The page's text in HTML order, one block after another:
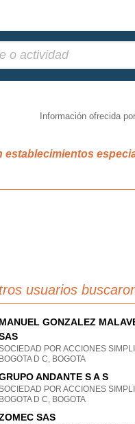
Información ofrecida por
usuarios
MANUEL GONZALEZ
POR ACCIONES
BOGOTA D C, BOGOTA
ANDANTE S A S
POR ACCIONES
BOGOTA D C, BOGOTA
SAS